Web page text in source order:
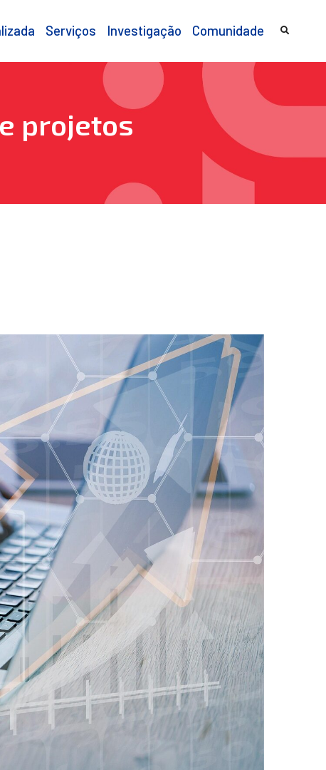
Serviços Investigação Comunidade
projetos